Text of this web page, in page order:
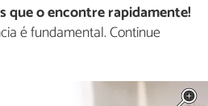
que o encontre rapidamente!
é fundamental. Continue